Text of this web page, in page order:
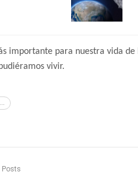
importante para nuestra vida
vivir.
Posts